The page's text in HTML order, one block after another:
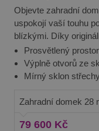
Objevte zahradní
uspokojí vaší touhu po čase
blízkými. Díky
na každou zahradu.
používat. Jako letní
Aida vás rozhodně
Prosvětlený prostor
Výplně otvorů ze
Mírný sklon
Zahradní domek 28
79 600 Kč